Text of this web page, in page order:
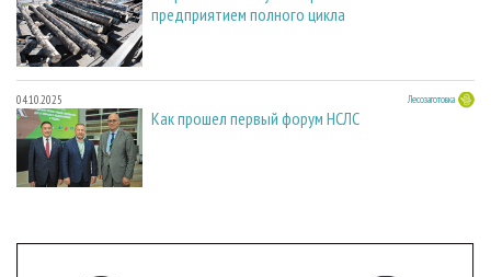
предприятием полного цикла
04.10.2025 Лесозаготовка
Как прошел первый форум НСЛС